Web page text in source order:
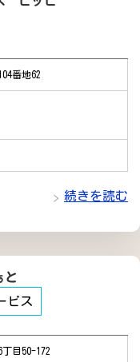
番地62
続きを読む
と
ビス
丁目50-172